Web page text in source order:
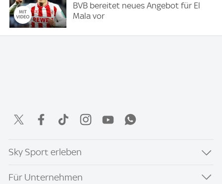
BVB bereitet neues Angebot für El
Mala vor
Sky Sport erleben
Für Unternehmen